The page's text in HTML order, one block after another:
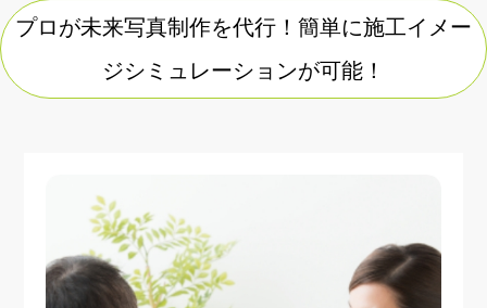
プロが未来写真制作を代行！簡単に施工イメー
ジシミュレーションが可能！